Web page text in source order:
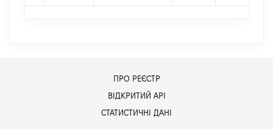
ПРО РЕЄСТР
ВІДКРИТИЙ АРІ
СТАТИСТИЧНІ ДАНІ